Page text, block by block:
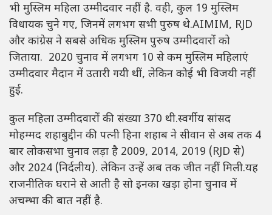
भी मुस्लिम महिला उम्मीदवार नहीं है. वही, कुल 19 मुस्लिम
विधायक चुने गए, जिनमें लगभग सभी पुरुष थे.AIMIM, RJD
और कांग्रेस ने सबसे अधिक मुस्लिम पुरुष उम्मीदवारों को
जिताया. 2020 चुनाव में लगभग 10 से कम मुस्लिम महिलाएं
उम्मीदवार मैदान में उतारी गयी थीं, लेकिन कोई भी विजयी नहीं
हुई.
कुल महिला उम्मीदवारों की संख्या 370 थी.स्वर्गीय सांसद
मोहम्मद शहाबुद्दीन की पत्नी हिना शहाब ने सीवान से अब तक 4
बार लोकसभा चुनाव लड़ा है 2009, 2014, 2019 (RJD से)
और 2024 (निर्दलीय). लेकिन उन्हें अब तक जीत नहीं मिली.यह
राजनीतिक घराने से आती है सो इनका खड़ा होना चुनाव में
अचम्भा की बात नहीं है.